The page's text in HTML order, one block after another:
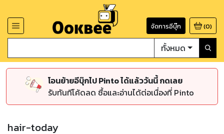
จัดการอีบุ๊ก (0)
ทั้งหมด
โอนย้ายอีบุ๊กไป Pinto ได้แล้ววันนี้ กดเลย
รับทันทีโค้ดลด ซื้อและอ่านได้ต่อเนื่องที่ Pinto
hair-today